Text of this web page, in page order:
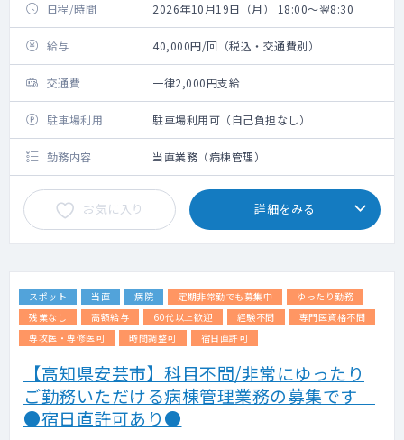
日程/時間 2026年10月19日（月） 18:00～翌8:30
給与 40,000円/回（税込・交通費別）
交通費 一律2,000円支給
駐車場利用 駐車場利用可（自己負担なし）
勤務内容 当直業務（病棟管理）
お気に入り 詳細をみる
スポット 当直 病院 定期非常勤でも募集中
ゆったり勤務
残業なし
高額給与 60代以上歓迎 経験不問
専門医資格不問
専攻医・専修医可
時間調整可 宿日直許可
【高知県安芸市】科目不問/非常にゆったり
ご勤務いただける病棟管理業務の募集です
●宿日直許可あり●